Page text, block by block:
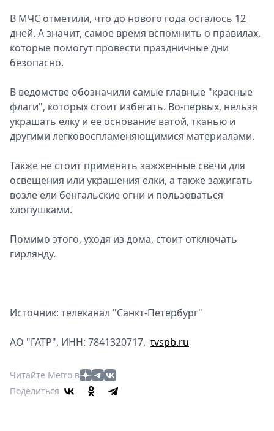
Спецпроекты
Звезды
Выборы
2026
Metro
В МЧС отметили, что до нового года осталось 12
дней. А значит, самое время вспомнить о правилах,
которые помогут провести праздничные дни
безопасно.
В ведомстве обозначили самые главные "красные
флаги", которых стоит избегать. Во-первых, нельзя
украшать елку и ее основание ватой, тканью и
другими легковоспламеняющимися материалами.
Также не стоит применять зажженные свечи для
освещения или украшения елки, а также зажигать
возле ели бенгальские огни и пользоваться
хлопушками.
Помимо этого, уходя из дома, стоит отключать
гирлянду.
Источник: телеканал "Санкт-Петербург"
АО "ГАТР", ИНН: 7841320717, tvspb.ru
Читайте Metro в
Поделиться